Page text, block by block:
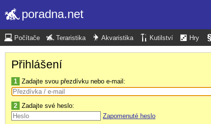
poradna.net
Počítače Teraristika Akvaristika Kutilství Hry
Přihlášení
1 Zadajte svou přezdívku nebo e-mail:
2 Zadajte své heslo:
Zapomenuté heslo